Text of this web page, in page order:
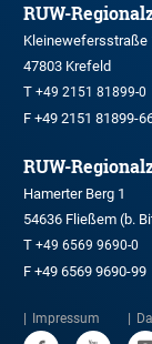
RUW-
Kleinewefersstraße
47803 Krefeld
T +49 2151 81899-0
F +49 2151 81899-
RUW-
Hamerter Berg 1
54636 Fließem (b.
T +49 6569 9690-0
F +49 6569 9690-99
Impressum